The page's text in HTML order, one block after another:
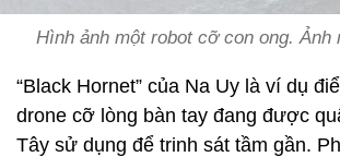
Hình ảnh một robot cỡ con ong. Ảnh
“Black Hornet” của Na Uy là ví dụ
drone cỡ lòng bàn tay đang được
Tây sử dụng để trinh sát tầm gần.